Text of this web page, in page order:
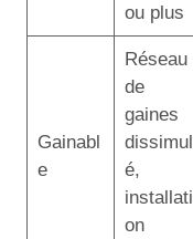
ou plus
Gainabl
e
Réseau
de
gaines
dissimul
é,
installati
on